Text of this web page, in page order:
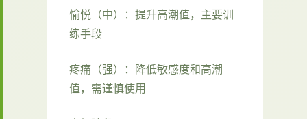
愉悦（中）：提升高潮值，主要训
练手段
疼痛（强）：降低敏感度和高潮
值，需谨慎使用